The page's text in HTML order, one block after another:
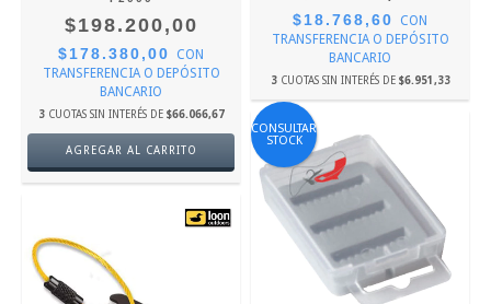
$198.200,00
$178.380,00
CON
TRANSFERENCIA O DEPÓSITO
BANCARIO
3 CUOTAS SIN INTERÉS DE $66.066,67
$18.768,60
CON
TRANSFERENCIA O DEPÓSITO
BANCARIO
3 CUOTAS SIN INTERÉS DE $6.951,33
CONSULTAR
STOCK